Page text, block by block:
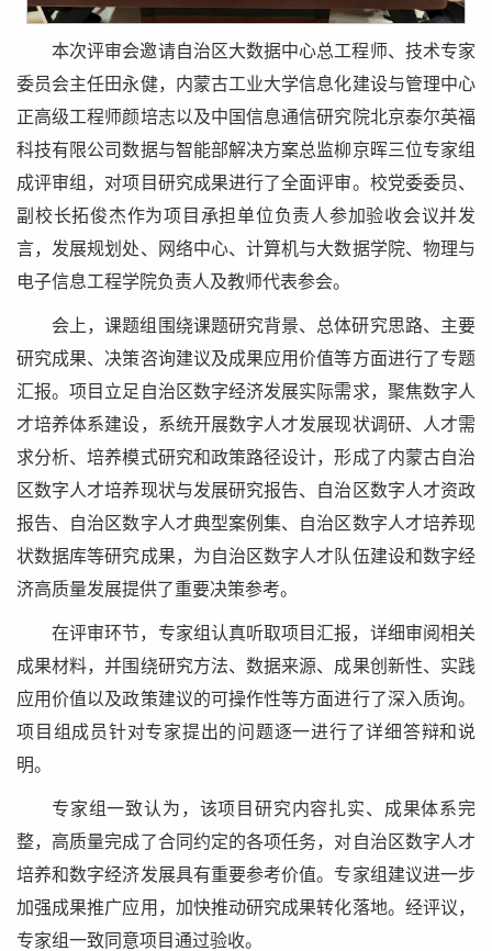
本次评审会邀请自治区大数据中心总工程师、技术专家
委员会主任田永健，内蒙古工业大学信息化建设与管理中心
正高级工程师颜培志以及中国信息通信研究院北京泰尔英福
科技有限公司数据与智能部解决方案总监柳京晖三位专家组
成评审组，对项目研究成果进行了全面评审。校党委委员、
副校长拓俊杰作为项目承担单位负责人参加验收会议并发
言，发展规划处、网络中心、计算机与大数据学院、物理与
电子信息工程学院负责人及教师代表参会。
会上，课题组围绕课题研究背景、总体研究思路、主要
研究成果、决策咨询建议及成果应用价值等方面进行了专题
汇报。项目立足自治区数字经济发展实际需求，聚焦数字人
才培养体系建设，系统开展数字人才发展现状调研、人才需
求分析、培养模式研究和政策路径设计，形成了内蒙古自治
区数字人才培养现状与发展研究报告、自治区数字人才资政
报告、自治区数字人才典型案例集、自治区数字人才培养现
状数据库等研究成果，为自治区数字人才队伍建设和数字经
济高质量发展提供了重要决策参考。
在评审环节，专家组认真听取项目汇报，详细审阅相关
成果材料，并围绕研究方法、数据来源、成果创新性、实践
应用价值以及政策建议的可操作性等方面进行了深入质询。
项目组成员针对专家提出的问题逐一进行了详细答辩和说
明。
专家组一致认为，该项目研究内容扎实、成果体系完
整，高质量完成了合同约定的各项任务，对自治区数字人才
培养和数字经济发展具有重要参考价值。专家组建议进一步
加强成果推广应用，加快推动研究成果转化落地。经评议，
专家组一致同意项目通过验收。